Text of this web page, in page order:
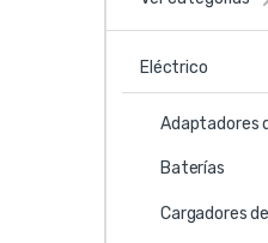
Eléctrico
Adaptadores
Baterías
Cargadores